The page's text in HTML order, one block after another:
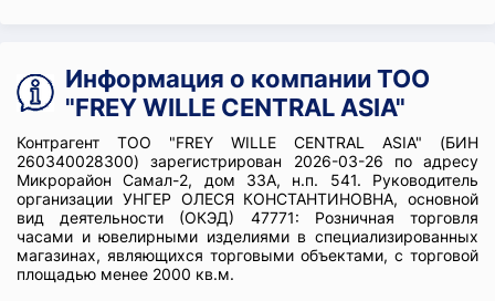
Информация о компании ТОО
"FREY WILLE CENTRAL ASIA"
Контрагент ТОО "FREY WILLE CENTRAL ASIA" (БИН
260340028300) зарегистрирован 2026-03-26 по адресу
Микрорайон Самал-2, дом 33А, н.п. 541. Руководитель
организации УНГЕР ОЛЕСЯ КОНСТАНТИНОВНА, основной
вид деятельности (ОКЭД) 47771: Розничная торговля
часами и ювелирными изделиями в специализированных
магазинах, являющихся торговыми объектами, с торговой
площадью менее 2000 кв.м.